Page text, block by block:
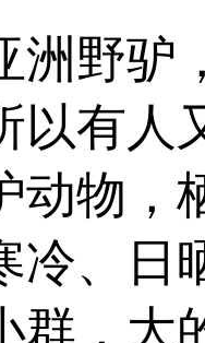
洲野驴
以有人
动物，
冷、日
群，大